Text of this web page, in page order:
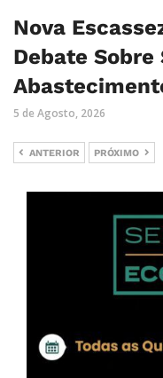
Nova
Debate Sobre
5 de Agosto, 2026
ANTERIOR PRÓXIMO